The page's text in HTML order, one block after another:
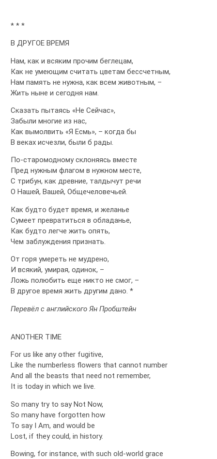
* * *
В ДРУГОЕ ВРЕМЯ
Нам, как и всяким прочим беглецам,
Как не умеющим считать цветам бессчетным,
Нам память не нужна, как всем животным, –
Жить ныне и сегодня нам.
Сказать пытаясь «Не Сейчас»,
Забыли многие из нас,
Как вымолвить «Я Есмь», – когда бы
В веках исчезли, были б рады.
По-старомодному склоняясь вместе
Пред нужным флагом в нужном месте,
С трибун, как древние, талдычут речи
О Нашей, Вашей, Общечеловечьей.
Как будто будет время, и желанье
Сумеет превратиться в обладанье,
Как будто легче жить опять,
Чем заблуждения признать.
От горя умереть не мудрено,
И всякий, умирая, одинок, –
Ложь полюбить еще никто не смог, –
В другое время жить другим дано. *
Перевёл с английского Ян Пробштейн
ANOTHER TIME
For us like any other fugitive,
Like the numberless flowers that cannot number
And all the beasts that need not remember,
It is today in which we live.
So many try to say Not Now,
So many have forgotten how
To say I Am, and would be
Lost, if they could, in history.
Bowing, for instance, with such old-world grace